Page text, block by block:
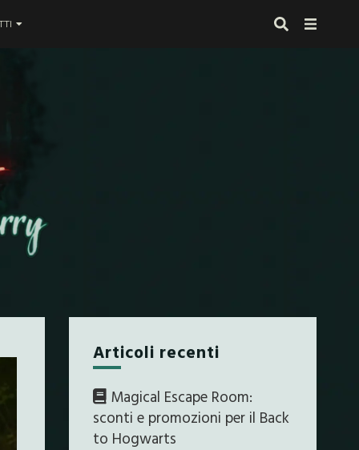
proprio alla fine
Articoli recenti
Magical Escape Room:
sconti e promozioni per il Back
to Hogwarts